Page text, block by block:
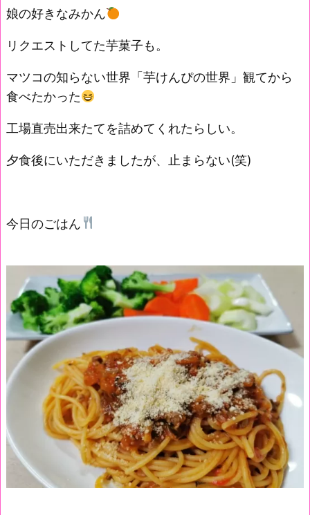
娘の好きなみかん
リクエストしてた芋菓子も。
マツコの知らない世界「芋けんぴの世界」観てから
食べたかった
工場直売出来たてを詰めてくれたらしい。
夕食後にいただきましたが、止まらない(笑)
今日のごはん